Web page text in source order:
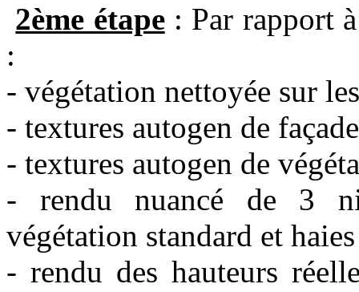
2ème étape: Par rapport
:
- végétation nettoyée sur
- textures autogen de
- textures autogen de
- rendu nuancé de 3
végétation standard et
- rendu des hauteurs